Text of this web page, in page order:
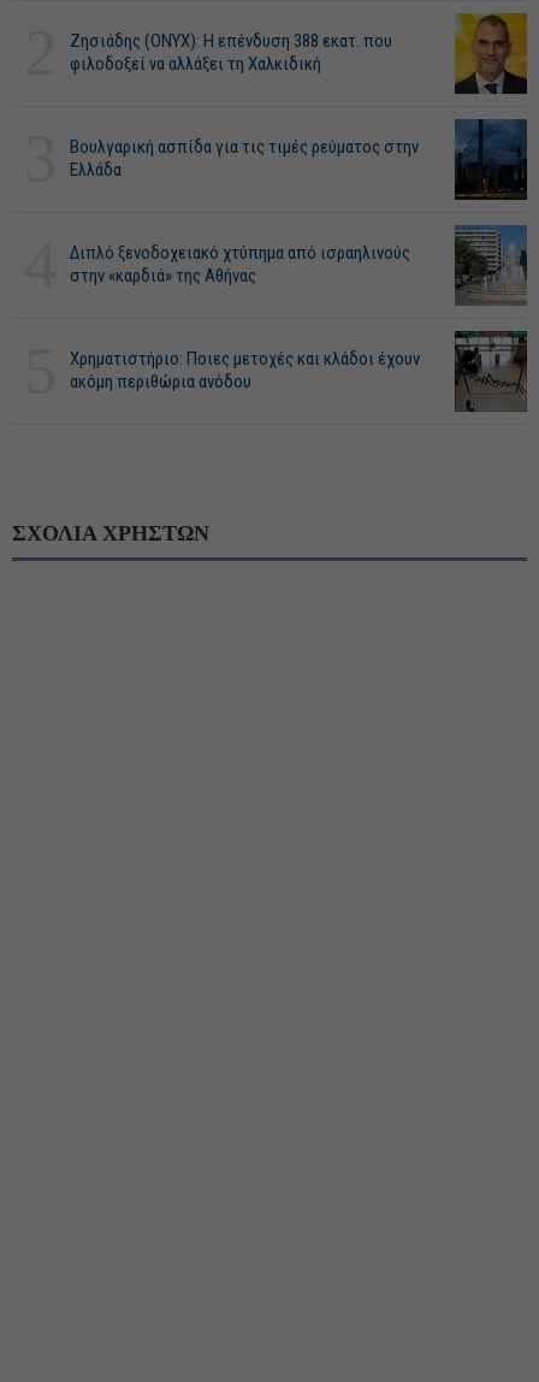
Ζησιάδης (ONYX): Η επένδυση 388 εκατ. που
φιλοδοξεί να αλλάξει τη Χαλκιδική
Βουλγαρική ασπίδα για τις τιμές ρεύματος στην
Ελλάδα
Διπλό ξενοδοχειακό χτύπημα από ισραηλινούς
στην «καρδιά» της Αθήνας
Χρηματιστήριο: Ποιες μετοχές και κλάδοι έχουν
ακόμη περιθώρια ανόδου
ΣΧΟΛΙΑ ΧΡΗΣΤΩΝ